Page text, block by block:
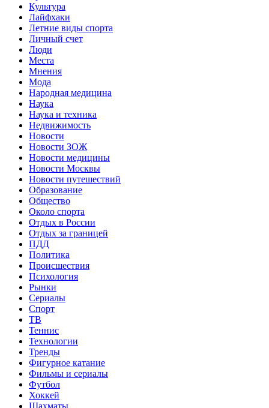
Культура
Лайфхаки
Летние виды спорта
Личный счет
Люди
Места
Мнения
Мода
Народная медицина
Наука
Наука и техника
Недвижимость
Новости
Новости ЗОЖ
Новости медицины
Новости Москвы
Новости путешествий
Образование
Общество
Около спорта
Отдых в России
Отдых за границей
ПДД
Политика
Происшествия
Психология
Рынки
Сериалы
Спорт
ТВ
Теннис
Технологии
Тренды
Фигурное катание
Фильмы и сериалы
Футбол
Хоккей
Шахматы